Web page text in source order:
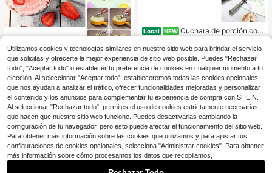
Local Cuchara, Aluminio de 1 pulga
da, Antiadherente, Plata Brillante de
una sola pieza de aluminio, Mango
anti-congelación, Corta helado dur
o y sorbete, Solo lavar a mano
Solo quedan 10
8
Local NEW Cuchara de porción con
mango largo de acero inoxidable, c
ucharas de liberación #10, cuchara
de masa de galletas de 3 1/4 OZ, m
asa de cupcakes,
$18.87 -52%
Utilizamos cookies y tecnologías similares en nuestro sitio web para brindar el servicio
que solicitas y ofrecerte la mejor experiencia de sitio web posible. Puedes "Rechazar
todo", "Aceptar todo" o establecer tu preferencia de cookies en cualquier momento a tu
elección. Al seleccionar "Aceptar todo", estableceremos todas las cookies opcionales,
que nos ayudan a analizar el tráfico, ofrecer funcionalidades mejoradas y personalizar
el contenido y los anuncios para complementar tu experiencia de compra con SHEIN.
Al seleccionar "Rechazar todo", permites el uso de cookies estrictamente necesarias
que hacen que nuestro sitio web funcione. Puedes desactivarlas cambiando la
configuración de tu navegador, pero esto puede afectar el funcionamiento del sitio web.
Para obtener más información sobre las cookies que utilizamos y para ajustar tus
configuraciones de cookies opcionales, selecciona "Administrar cookies". Para obtener
más información sobre cómo procesamos los datos que recopilamos,